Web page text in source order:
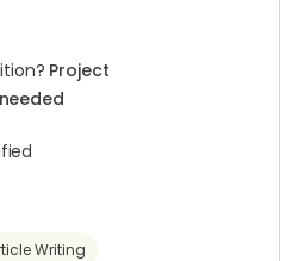
Project
Writing